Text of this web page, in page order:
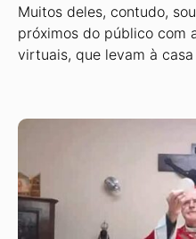
Muitos deles, contudo,
próximos do público com
virtuais, que levam à